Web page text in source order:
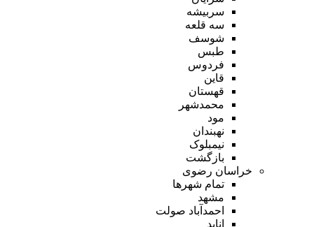
سربیشه
سه قلعه
شوسف
طبس
فردوس
قاین
قهستان
محمدشهر
مود
نهبندان
نیمبلوک
بازگشت
خراسان رضوی
تمام شهر‌ها
مشهد
احمدآباد صولت
انابد